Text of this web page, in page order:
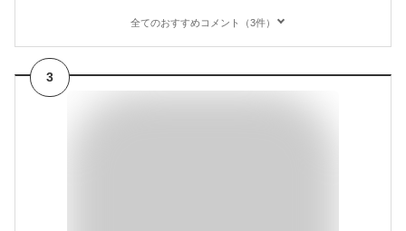
全てのおすすめコメント（3件）
3